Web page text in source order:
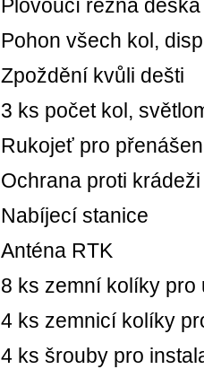
Plovoucí řezná deska
Pohon všech kol,
Zpoždění kvůli dešti
3 ks počet kol,
Rukojeť pro
Ochrana proti krádeži
Nabíjecí stanice
Anténa RTK
8 ks zemní kolíky
4 ks zemnicí kolíky
4 ks šrouby pro